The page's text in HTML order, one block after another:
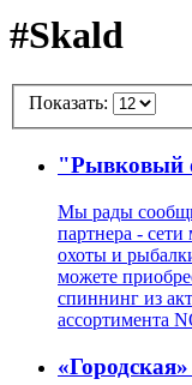
#Skald
Показать:
"Рывковый
Мы рады
партнера -
охоты и
можете
спиннинг из
ассортимента